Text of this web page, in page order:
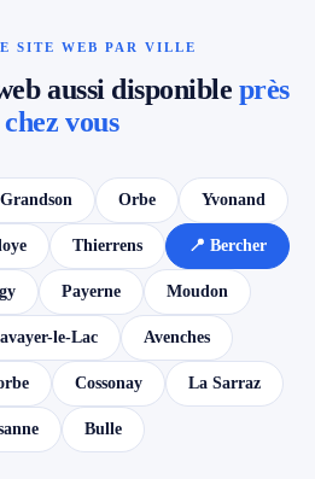
SITE WEB PAR VILLE
aussi disponible près
chez vous
Grandson Orbe Yvonand
Thierrens 📍 Bercher
Payerne Moudon
le-Lac Avenches
Cossonay La Sarraz
Bulle